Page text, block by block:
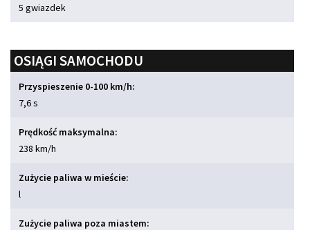
5 gwiazdek
OSIĄGI SAMOCHODU
Przyspieszenie 0-100 km/h:
7,6 s
Prędkość maksymalna:
238 km/h
Zużycie paliwa w mieście:
l
Zużycie paliwa poza miastem: